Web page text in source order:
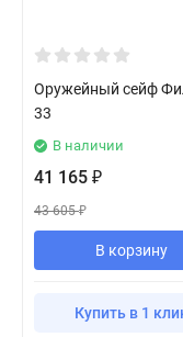
Оружейный сейф
33
В наличии
41 165 ₽
43 605₽
В корзину
Купить в 1